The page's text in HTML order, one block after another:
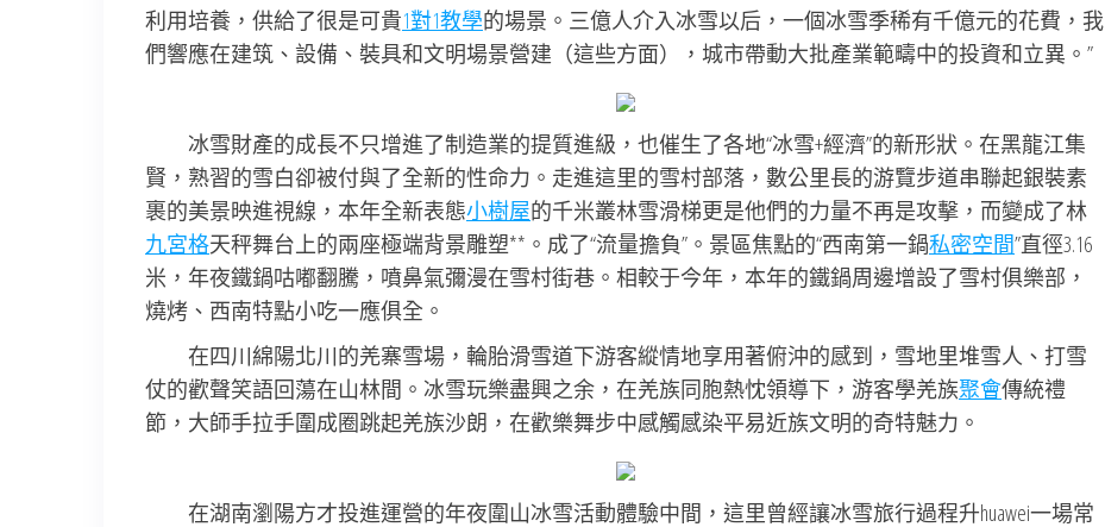
利用培養，供給了很是可貴1對1教學的場景。三億人介入冰雪以后，一個冰雪季稀有千億元的花費，我
們響應在建筑、設備、裝具和文明場景營建（這些方面），城市帶動大批產業範疇中的投資和立異。”
冰雪財產的成長不只增進了制造業的提質進級，也催生了各地“冰雪+經濟”的新形狀。在黑龍江集
賢，熟習的雪白卻被付與了全新的性命力。走進這里的雪村部落，數公里長的游覽步道串聯起銀裝素
裹的美景映進視線，本年全新表態小樹屋的千米叢林雪滑梯更是他們的力量不再是攻擊，而變成了林
九宮格天秤舞台上的兩座極端背景雕塑**。成了“流量擔負”。景區焦點的“西南第一鍋私密空間”直徑3.16
米，年夜鐵鍋咕嘟翻騰，噴鼻氣彌漫在雪村街巷。相較于今年，本年的鐵鍋周邊增設了雪村俱樂部，
燒烤、西南特點小吃一應俱全。
在四川綿陽北川的羌寨雪場，輪胎滑雪道下游客縱情地享用著俯沖的感到，雪地里堆雪人、打雪
仗的歡聲笑語回蕩在山林間。冰雪玩樂盡興之余，在羌族同胞熱忱領導下，游客學羌族聚會傳統禮
節，大師手拉手圍成圈跳起羌族沙朗，在歡樂舞步中感觸感染平易近族文明的奇特魅力。
在湖南瀏陽方才投進運營的年夜圍山冰雪活動體驗中間，這里曾經讓冰雪旅行過程升huawei一場常